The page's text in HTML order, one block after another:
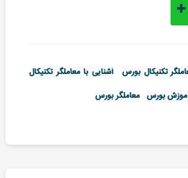
تکنیکال بورس
آشنایی با معاملگر تکنیکال
بورس معاملگر بورس